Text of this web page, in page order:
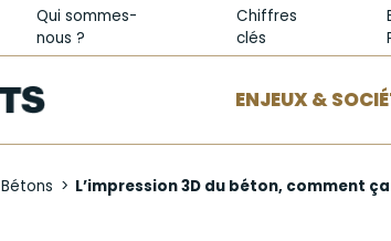
Qui sommes-
nous ?
Chiffres
clés
ENJEUX &
Bétons L’impression 3D du béton, comment